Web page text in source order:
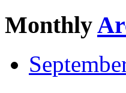
Monthly